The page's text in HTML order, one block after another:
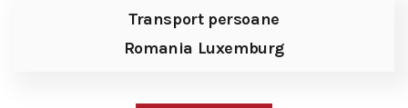
Transport persoane
Romania Luxemburg